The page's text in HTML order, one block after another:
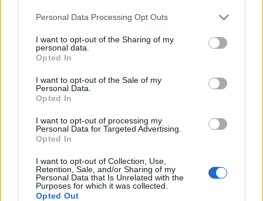
Personal Data Processing Opt Outs
I want to opt-out of the Sharing of my
personal data.
Opted In
I want to opt-out of the Sale of my
Personal Data.
Opted In
I want to opt-out of processing my
Personal Data for Targeted Advertising.
Opted In
I want to opt-out of Collection, Use,
Retention, Sale, and/or Sharing of my
Personal Data that Is Unrelated with the
Purposes for which it was collected.
Opted Out
nádobí a další vybavení. Třeba na svatební hostinu nebo rodinnou
Děti nepotřebují tablet, aby rozuměly digitálnímu
6.5.2026 | PRAHA (Ekolist.cz )
Diskuse: 2
Mezinárodní den lesních
mateřských škol
, který se
otevřel otázku, kde u malých dětí skutečně vznikají základy
digitálních kompetencí. Ty jsou nově součástí Rámcového
vzdělávacího programu pro předškolní vzdělávání. Podle
odborníků se ale nerozvíjejí primárně při práci s technologiemi.